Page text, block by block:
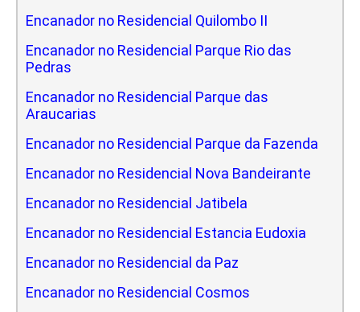
Encanador no Residencial Quilombo II
Encanador no Residencial Parque Rio das
Pedras
Encanador no Residencial Parque das
Araucarias
Encanador no Residencial Parque da Fazenda
Encanador no Residencial Nova Bandeirante
Encanador no Residencial Jatibela
Encanador no Residencial Estancia Eudoxia
Encanador no Residencial da Paz
Encanador no Residencial Cosmos